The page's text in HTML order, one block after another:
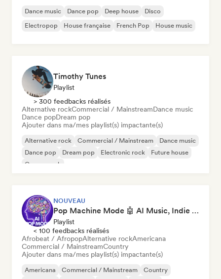
Dance music Dance pop Deep house
Disco
Electropop
House française French Pop House music
Timothy Tunes
Playlist
> 300 feedbacks réalisés
Alternative rockCommercial / MainstreamDance music
Dance popDream pop
Ajouter dans ma/mes playlist(s) impactante(s)
Alternative rock Commercial / Mainstream
Dance music
Dance pop
Dream pop Electronic rock
Future house
Garage rock
NOUVEAU
Pop Machine Mode 🤖 AI Music, Indie Pop & Dream Pop
Playlist
< 100 feedbacks réalisés
Afrobeat / AfropopAlternative rockAmericana
Commercial / MainstreamCountry
Ajouter dans ma/mes playlist(s) impactante(s)
Americana Commercial / Mainstream
Country